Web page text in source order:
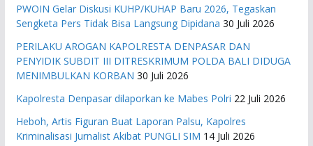
PWOIN Gelar Diskusi KUHP/KUHAP Baru 2026, Tegaskan
Sengketa Pers Tidak Bisa Langsung Dipidana 30 Juli 2026
PERILAKU AROGAN KAPOLRESTA DENPASAR DAN
PENYIDIK SUBDIT III DITRESKRIMUM POLDA BALI DIDUGA
MENIMBULKAN KORBAN 30 Juli 2026
Kapolresta Denpasar dilaporkan ke Mabes Polri 22 Juli 2026
Heboh, Artis Figuran Buat Laporan Palsu, Kapolres
Kriminalisasi Jurnalist Akibat PUNGLI SIM 14 Juli 2026